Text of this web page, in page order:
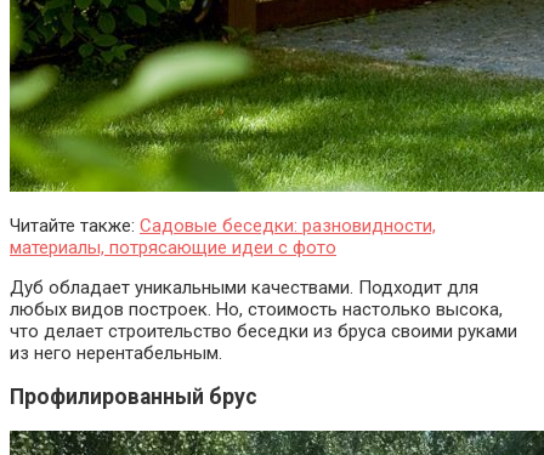
Читайте также: Садовые беседки: разновидности,
материалы, потрясающие идеи с фото
Дуб обладает уникальными качествами. Подходит для
любых видов построек. Но, стоимость настолько высока,
что делает строительство беседки из бруса своими руками
из него нерентабельным.
Профилированный брус